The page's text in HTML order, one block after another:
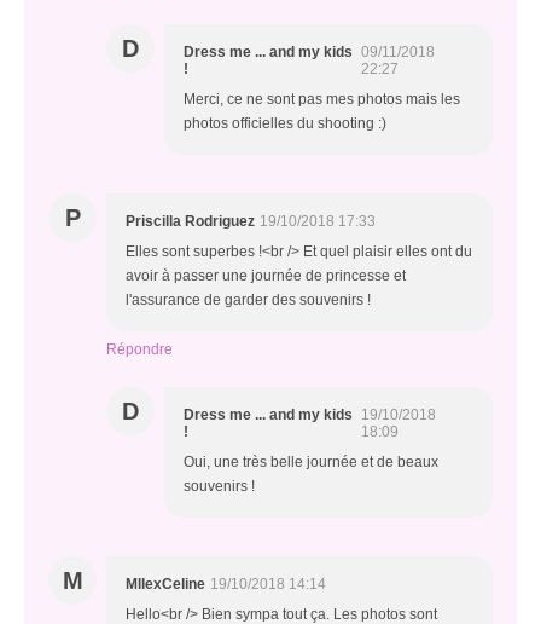
D
Dress me ... and my kids
!
09/11/2018
22:27
Merci, ce ne sont pas mes photos mais les
photos officielles du shooting :)
P Priscilla Rodriguez 19/10/2018 17:33
Elles sont superbes !<br /> Et quel plaisir elles ont du
avoir à passer une journée de princesse et
l'assurance de garder des souvenirs !
Répondre
D
Dress me ... and my kids
!
19/10/2018
18:09
Oui, une très belle journée et de beaux
souvenirs !
M MllexCeline 19/10/2018 14:14
Hello<br /> Bien sympa tout ça. Les photos sont